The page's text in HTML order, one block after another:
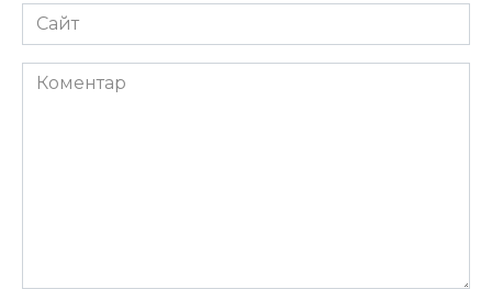
Сайт
Коментар